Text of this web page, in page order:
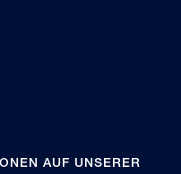
AUF UNSERER